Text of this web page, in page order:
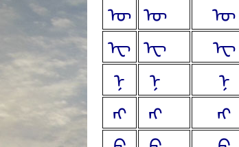
ᠦ ᠦ ᠦ
ᠧ ᠧ ᠧ
ᠨ ᠨ ᠨ
ᠩ ᠩ ᠩ